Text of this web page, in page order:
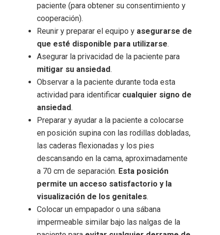
paciente (para obtener su consentimiento y
cooperación).
Reunir y preparar el equipo y asegurarse de
que esté disponible para utilizarse.
Asegurar la privacidad de la paciente para
mitigar su ansiedad.
Observar a la paciente durante toda esta
actividad para identificar cualquier signo de
ansiedad.
Preparar y ayudar a la paciente a colocarse
en posición supina con las rodillas dobladas,
las caderas flexionadas y los pies
descansando en la cama, aproximadamente
a 70 cm de separación. Esta posición
permite un acceso satisfactorio y la
visualización de los genitales.
Colocar un empapador o una sábana
impermeable similar bajo las nalgas de la